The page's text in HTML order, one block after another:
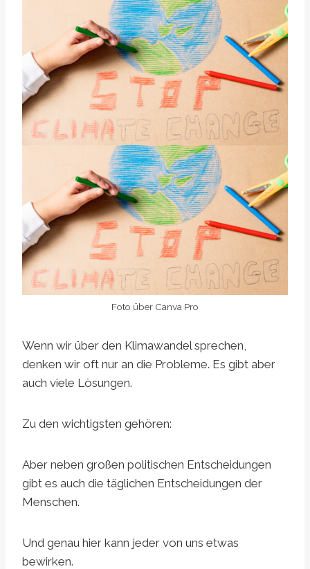
Foto über Canva Pro
Wenn wir über den Klimawandel sprechen,
denken wir oft nur an die Probleme. Es gibt aber
auch viele Lösungen.
Zu den wichtigsten gehören:
Aber neben großen politischen Entscheidungen
gibt es auch die täglichen Entscheidungen der
Menschen.
Und genau hier kann jeder von uns etwas
bewirken.